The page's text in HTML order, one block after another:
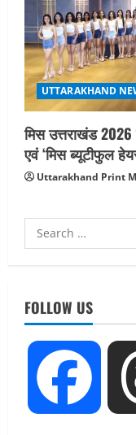
UTTARAKHAND
मिस उत्तराखंड
एवं ‘मिस ब्यूटीफुल
Uttarakhand Print
Search
for:
FOLLOW US